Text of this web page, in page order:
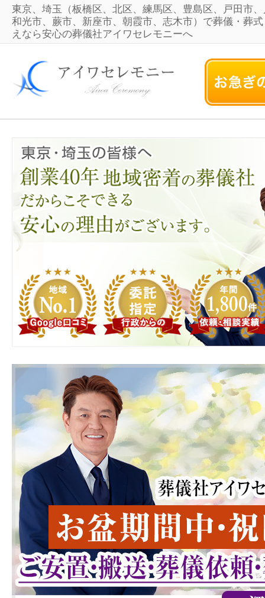
東京、埼玉（板橋区、北区、練馬区、豊島区、戸田市
和光市、蕨市、新座市、朝霞市、志木市）で葬儀・葬
えなら安心の葬儀社アイワセレモニーへ